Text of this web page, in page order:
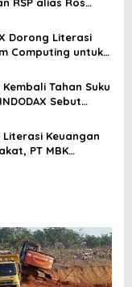
Dorong Literasi
Computing untuk
Kembali Tahan Suku
Sebut
Pasar
Literasi Keuangan
PT MBK